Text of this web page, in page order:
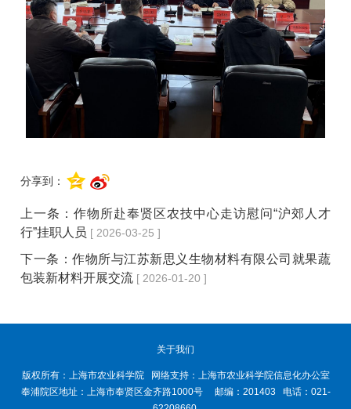
分享到：
上一条：作物所赴奉贤区农技中心走访慰问“沪郊人才
行”挂职人员 [ 2026-03-25 ]
下一条：作物所与江苏新思义生物材料有限公司就果蔬
包装新材料开展交流 [ 2026-01-20 ]
关于我们
版权所有：上海市农业科学院 网络支持：上海市农业科学院信息化办公室
奉浦院区地址：上海市奉贤区金齐路1000号 邮编：201403 电话：021-